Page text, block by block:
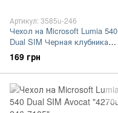
Артикул: 3585u-246
Чехол на Microsoft Lumia 540
Dual SIM Черная клубника
"3585u-246-7105"
169 грн